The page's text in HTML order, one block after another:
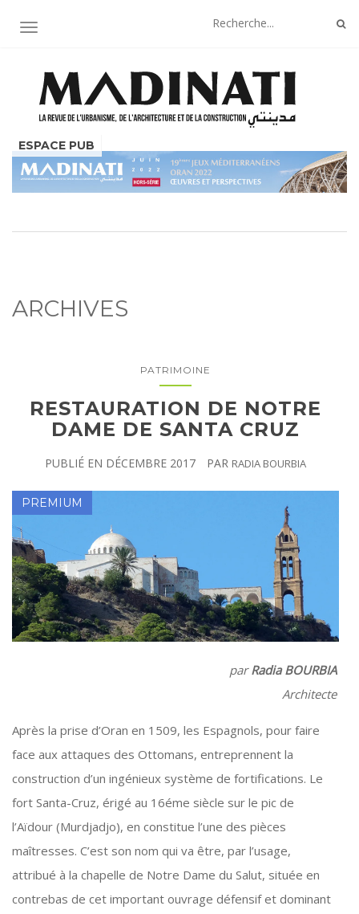
AFFICHER/MASQUER LA NAVIGATION
ARCHIVES
PATRIMOINE
RESTAURATION DE NOTRE
DAME DE SANTA CRUZ
PUBLIÉ EN DÉCEMBRE 2017 PAR RADIA BOURBIA
parRadia BOURBIA
Architecte
Après la prise d’Oran en 1509, les Espagnols, pour faire
face aux attaques des Ottomans, entreprennent la
construction d’un ingénieux système de fortifications. Le
fort Santa-Cruz, érigé au 16éme siècle sur le pic de
l’Aïdour (Murdjadjo), en constitue l’une des pièces
maîtresses. C’est son nom qui va être, par l’usage,
attribué à la chapelle de Notre Dame du Salut, située en
contrebas de cet important ouvrage défensif et dominant